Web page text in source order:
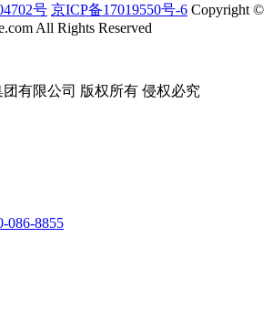
号 京ICP备17019550号-6 Copyright ©
All Rights Reserved
有限公司 版权所有 侵权必究
086-8855